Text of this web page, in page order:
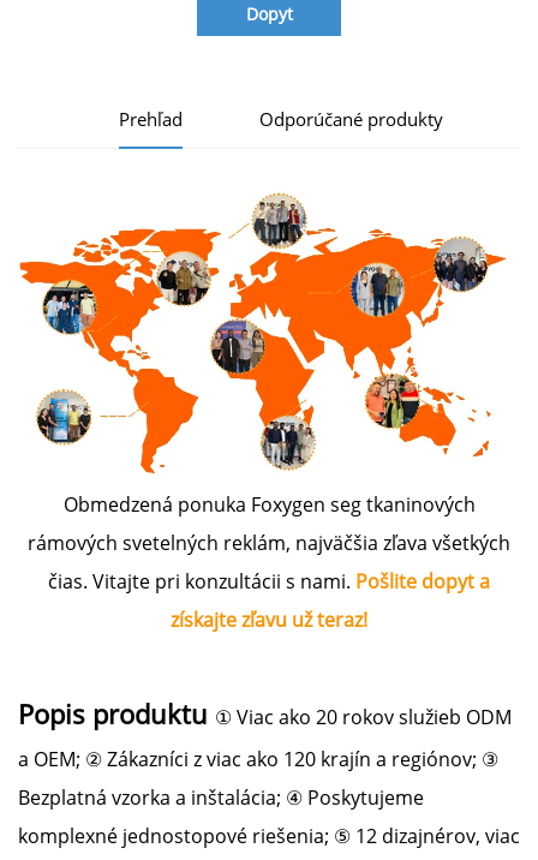
Dopyt
Prehľad Odporúčané produkty
Obmedzená ponuka Foxygen seg tkaninových
rámových svetelných reklám, najväčšia zľava všetkých
čias. Vitajte pri konzultácii s nami. Pošlite dopyt a
získajte zľavu už teraz!
Popis produktu ① Viac ako 20 rokov služieb ODM
a OEM; ② Zákazníci z viac ako 120 krajín a regiónov; ③
Bezplatná vzorka a inštalácia; ④ Poskytujeme
komplexné jednostopové riešenia; ⑤ 12 dizajnérov, viac